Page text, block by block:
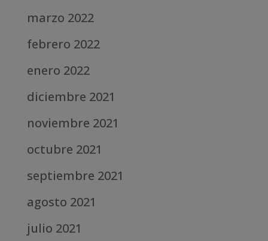
marzo 2022
febrero 2022
enero 2022
diciembre 2021
noviembre 2021
octubre 2021
septiembre 2021
agosto 2021
julio 2021